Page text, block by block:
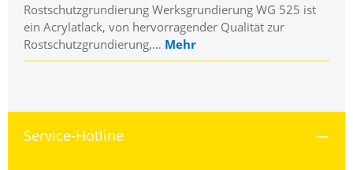
Rostschutzgrundierung Werksgrundierung WG 525 ist
ein Acrylatlack, von hervorragender Qualität zur
Rostschutzgrundierung,… Mehr
Service-Hotline